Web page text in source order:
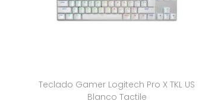
Teclado Gamer Logitech Pro X TKL US
Blanco Tactile